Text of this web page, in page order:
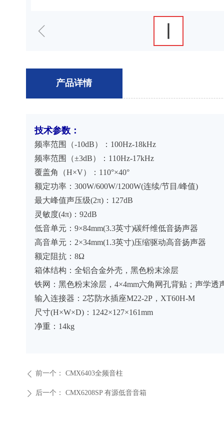
ꁆ
产品详情
技术参数：
频率范围（-10dB）：100Hz-18kHz
频率范围（±3dB）：110Hz-17kHz
覆盖角（H×V）：110°×40°
额定功率：300W/600W/1200W(连续/节目/峰值)
最大峰值声压级(2π)：127dB
灵敏度(4π)：92dB
低音单元：9×84mm(3.3英寸)碳纤维低音扬声器
高音单元：2×34mm(1.3英寸)压缩驱动高音扬声器
额定阻抗：8Ω
箱体结构：全铝合金外壳，黑色粉末涂层
铁网：黑色粉末涂层，4×4mm六角网孔背贴；声学透
输入连接器：2芯防水插座M22-2P，XT60H-M
尺寸(H×W×D)：1242×127×161mm
净重：14kg
ꄴ 前一个： CMX6403全频音柱
ꄲ 后一个： CMX6208SP 有源低音音箱